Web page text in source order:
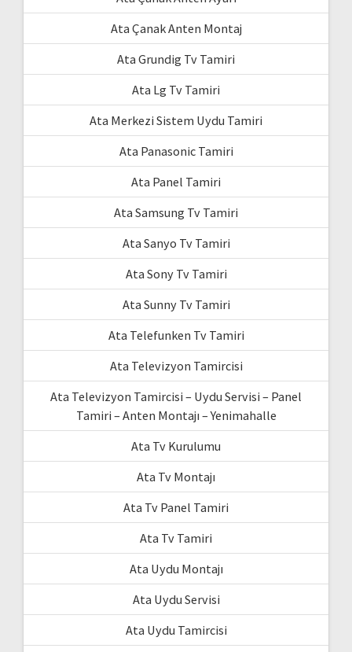
Ata Çanak Anten Montaj
Ata Grundig Tv Tamiri
Ata Lg Tv Tamiri
Ata Merkezi Sistem Uydu Tamiri
Ata Panasonic Tamiri
Ata Panel Tamiri
Ata Samsung Tv Tamiri
Ata Sanyo Tv Tamiri
Ata Sony Tv Tamiri
Ata Sunny Tv Tamiri
Ata Telefunken Tv Tamiri
Ata Televizyon Tamircisi
Ata Televizyon Tamircisi – Uydu Servisi – Panel
Tamiri – Anten Montajı – Yenimahalle
Ata Tv Kurulumu
Ata Tv Montajı
Ata Tv Panel Tamiri
Ata Tv Tamiri
Ata Uydu Montajı
Ata Uydu Servisi
Ata Uydu Tamircisi